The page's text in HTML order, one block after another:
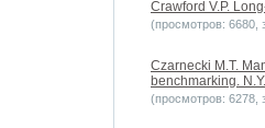
Crawford V.P.
(просмотров: 6680,
Czarnecki M.T.
benchmarking.
(просмотров: 6278,